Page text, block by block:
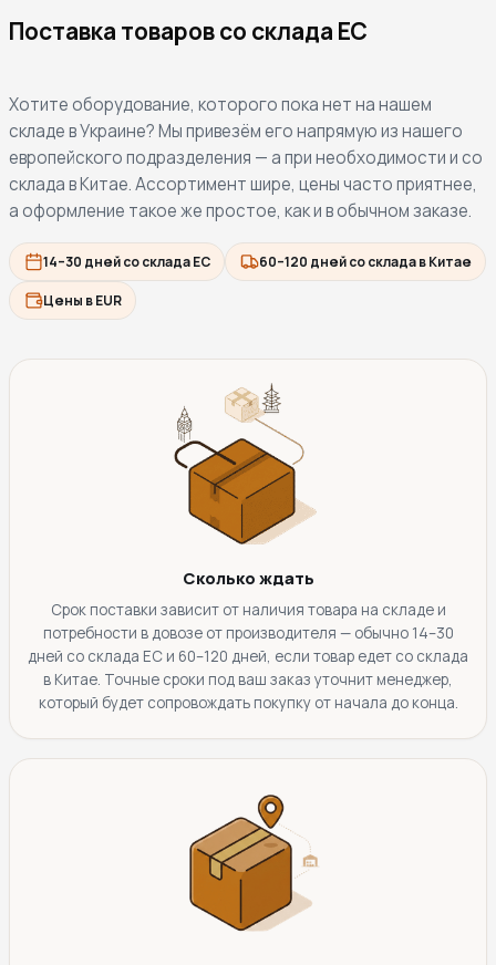
Поставка товаров со склада ЕС
Хотите оборудование, которого пока нет на нашем
складе в Украине? Мы привезём его напрямую из нашего
европейского подразделения — а при необходимости и со
склада в Китае. Ассортимент шире, цены часто приятнее,
а оформление такое же простое, как и в обычном заказе.
14–30 дней со склада ЕС 60–120 дней со склада в Китае
Цены в EUR
Сколько ждать
Срок поставки зависит от наличия товара на складе и
потребности в довозе от производителя — обычно 14–30
дней со склада ЕС и 60–120 дней, если товар едет со склада
в Китае. Точные сроки под ваш заказ уточнит менеджер,
который будет сопровождать покупку от начала до конца.